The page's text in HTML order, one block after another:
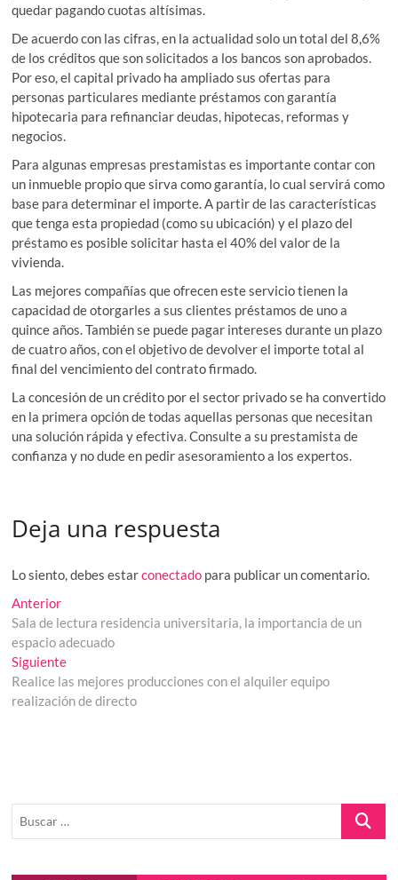
quedar pagando cuotas altísimas.
De acuerdo con las cifras, en la actualidad solo un total del 8,6%
de los créditos que son solicitados a los bancos son aprobados.
Por eso, el capital privado ha ampliado sus ofertas para
personas particulares mediante préstamos con garantía
hipotecaria para refinanciar deudas, hipotecas, reformas y
negocios.
Para algunas empresas prestamistas es importante contar con
un inmueble propio que sirva como garantía, lo cual servirá como
base para determinar el importe. A partir de las características
que tenga esta propiedad (como su ubicación) y el plazo del
préstamo es posible solicitar hasta el 40% del valor de la
vivienda.
Las mejores compañías que ofrecen este servicio tienen la
capacidad de otorgarles a sus clientes préstamos de uno a
quince años. También se puede pagar intereses durante un plazo
de cuatro años, con el objetivo de devolver el importe total al
final del vencimiento del contrato firmado.
La concesión de un crédito por el sector privado se ha convertido
en la primera opción de todas aquellas personas que necesitan
una solución rápida y efectiva. Consulte a su prestamista de
confianza y no dude en pedir asesoramiento a los expertos.
Deja una respuesta
Lo siento, debes estarconectado para publicar un comentario.
Navegación
de
entradas
AnteriorEntrada
anterior:
Sala de lectura residencia universitaria, la importancia de un
espacio adecuado
SiguienteEntrada
siguiente:
Realice las mejores producciones con el alquiler equipo
realización de directo
Buscar